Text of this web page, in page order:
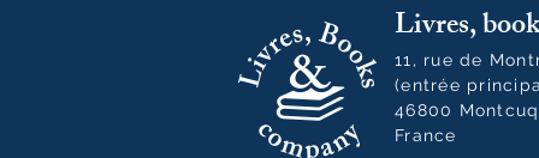
Livres,
11, rue de
(entrée
46800
France